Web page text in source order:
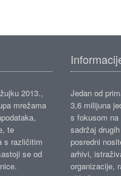
2013.,
mrežama
te
s različitim
se od
Jedan od
3,6 milijuna
s fokusom
sadržaj
posredni
arhivi,
organizacije,